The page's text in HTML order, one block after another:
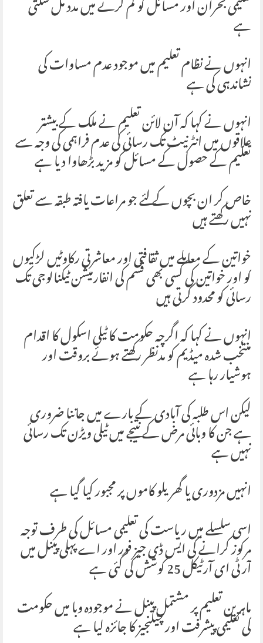
تعلیمی بحران اور مسائل کو کم کرنے میں مدد مل سکتی
ہے
انہوں نے نظام تعلیم میں موجود عدم مساوات کی
نشاندہی کی ہے
انہوں نے کہا کہ آن لائن تعلیم نے ملک کے بیشتر
علاقوں میں انٹرنیٹ تک رسائی کی عدم فراہمی کی وجہ سے
تعلیم کے حصول کے مسائل کو مزید بڑھاوا دیا ہے
خاص کر ان بچوں کے لئے جو مراعات یافتہ طبقہ سے تعلق
نہیں رکھتے ہیں
خواتین کے معاملے میں ثقافتی اور معاشرتی رکاوٹیں لڑکیوں
کو اور خواتین کی کسی بھی قسم کی انفارمیشن ٹیکنالوجی تک
رسائی کو محدود کرتی ہیں
انہوں نے کہا کہ اگرچہ حکومت کا ٹیلی اسکول کا اقدام
منتخب شدہ میڈیم کو مدنظر رکھتے ہوئے بروقت اور
ہوشیار رہا ہے
لیکن اس طلبہ کی آبادی کے بارے میں جاننا ضروری
ہے جن کا وبائی مرض کے نتیجے میں ٹیلی ویڑن تک رسائی
نہیں ہے
انہیں مزدوری یا گھریلو کاموں پر مجبور کیا گیا ہے
اسی سلسلے میں ریاست کی تعلیمی مسائل کی طرف توجہ
مرکوز کرانے کی ایس ڈی جیز فور اور اے پہلی پینل میں
آر ٹی ای آرٹیکل 25 کوشش کی گئی ہے
ماہرین تعلیم پر مشتمل پینل نے موجودہ وبا میں حکومت
کی تعلیمی پیشرفت اور چیلنجیز کا جائزہ لیا ہے